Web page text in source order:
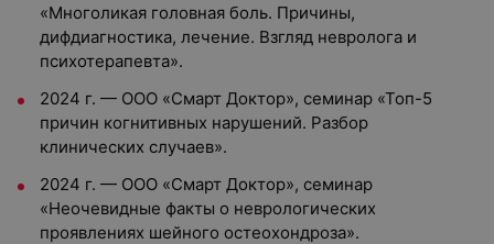
«Многоликая головная боль. Причины,
дифдиагностика, лечение. Взгляд невролога и
психотерапевта».
2024 г. — ООО «Смарт Доктор», семинар «Топ-5
причин когнитивных нарушений. Разбор
клинических случаев».
2024 г. — ООО «Смарт Доктор», семинар
«Неочевидные факты о неврологических
проявлениях шейного остеохондроза».